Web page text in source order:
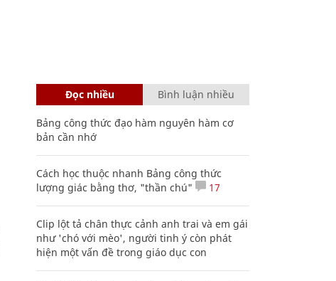
Đọc nhiều Bình luận nhiều
Bảng công thức đạo hàm nguyên hàm cơ
bản cần nhớ
Cách học thuộc nhanh Bảng công thức
lượng giác bằng thơ, "thần chú"
17
Clip lột tả chân thực cảnh anh trai và em gái
như 'chó với mèo', người tinh ý còn phát
hiện một vấn đề trong giáo dục con